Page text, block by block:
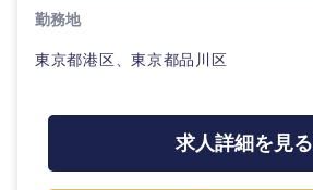
勤務地
東京都港区、東京都品川区
求人詳細を見る